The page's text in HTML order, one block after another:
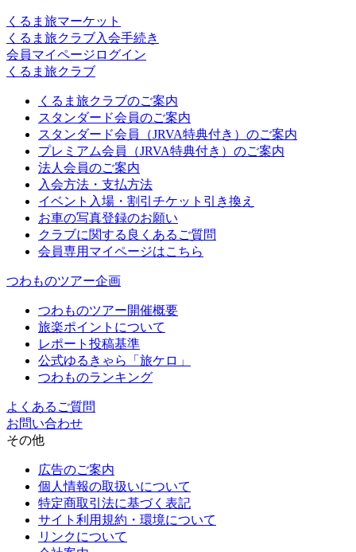
くるま旅マーケット
くるま旅クラブ入会手続き
会員マイページログイン
くるま旅クラブ
くるま旅クラブのご案内
スタンダード会員のご案内
スタンダード会員（JRVA特典付き）のご案内
プレミアム会員（JRVA特典付き）のご案内
法人会員のご案内
入会方法・支払方法
イベント入場・割引チケット引き換え
お車の写真登録のお願い
クラブに関する良くあるご質問
会員専用マイページはこちら
つわものツアー企画
つわものツアー開催概要
旅楽ポイントについて
レポート投稿基準
公式ゆるきゃら「旅ケロ」
つわものランキング
よくあるご質問
お問い合わせ
その他
広告のご案内
個人情報の取扱いについて
特定商取引法に基づく表記
サイト利用規約・環境について
リンクについて